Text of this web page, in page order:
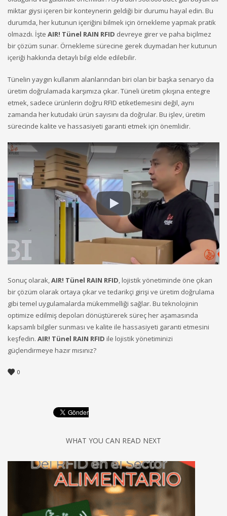
miktar giysi içeren bir konteynerin geldiği bir durumu hayal edin. Bu
durumda, her kutunun içeriğini bilmek için örnekleme yapmak pratik
olmazdı. İşte AIR! Tünel RAIN RFID devreye girer ve paha biçilmez
bir çözüm sunar. Örnekleme sürecine gerek duymadan her kutunun
içeriği hakkında detaylı bilgi elde edilebilir.
Tünelin yaygın kullanım alanlarından biri olan bir başka senaryo da
üretim doğrulamada karşımıza çıkar. Tüneli üretim çıkışına entegre
etmek, sadece ürünlerin doğru RFID etiketlemesini değil, aynı
zamanda her kutudaki ürün sayısını da doğrular. Bu işlev, üretim
sürecinde kalite ve hassasiyeti garanti etmek için önemlidir.
Sonuç olarak, AIR! Tünel RAIN RFID , lojistik yönetiminde öne çıkan
bir çözüm olarak ortaya çıkar ve tedarikçi girişi ve üretim doğrulama
gibi temel uygulamalarda mükemmelliği sağlar. Bu teknolojinin
optimize edilmiş depoları dönüştürerek süreç her aşamasında
kapsamlı bilgiler sunması ve kalite ile hassasiyeti garanti etmesini
keşfedin. AIR! Tünel RAIN RFID ile lojistik yönetiminizi
güçlendirmeye hazır mısınız?
0
WHAT YOU CAN READ NEXT